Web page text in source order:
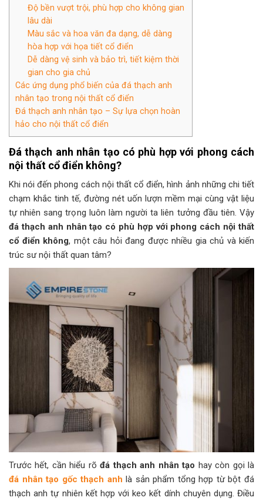
Độ bền vượt trội, phù hợp cho không gian
lâu dài
Màu sắc và hoa văn đa dạng, dễ dàng
hòa hợp với họa tiết cổ điển
Dễ dàng vệ sinh và bảo trì, tiết kiệm thời
gian cho gia chủ
Các ứng dụng phổ biến của đá thạch anh
nhân tạo trong nội thất cổ điển
Đá thạch anh nhân tạo – Sự lựa chọn hoàn
hảo cho nội thất cổ điển
Đá thạch anh nhân tạo có phù hợp với phong cách
nội thất cổ điển không?
Khi nói đến phong cách nội thất cổ điển, hình ảnh những chi tiết
chạm khắc tinh tế, đường nét uốn lượn mềm mại cùng vật liệu
tự nhiên sang trọng luôn làm người ta liên tưởng đầu tiên. Vậy
đá thạch anh nhân tạo có phù hợp với phong cách nội thất
cổ điển không, một câu hỏi đang được nhiều gia chủ và kiến
trúc sư nội thất quan tâm?
Trước hết, cần hiểu rõđá thạch anh nhân tạo hay còn gọi là
đá nhân tạo gốc thạch anh là sản phẩm tổng hợp từ bột đá
thạch anh tự nhiên kết hợp với keo kết dính chuyên dụng. Điều